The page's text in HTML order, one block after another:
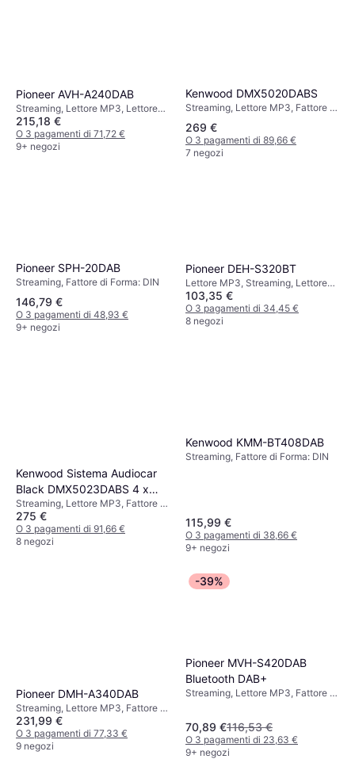
Pioneer AVH-A240DAB
Streaming, Lettore MP3, Lettore
DVD, Lettore CD, Fattore di Forma:
Doppio DIN, DIN
215,18 €
O 3 pagamenti di 71,72 €
9+ negozi
Kenwood DMX5020DABS
Streaming, Lettore MP3, Fattore di
Forma: Doppio DIN
269 €
O 3 pagamenti di 89,66 €
7 negozi
Pioneer SPH-20DAB
Streaming, Fattore di Forma: DIN
146,79 €
O 3 pagamenti di 48,93 €
9+ negozi
Pioneer DEH-S320BT
Lettore MP3, Streaming, Lettore
CD, Fattore di Forma: DIN
103,35 €
O 3 pagamenti di 34,45 €
8 negozi
Kenwood Sistema Audiocar
Black DMX5023DABS 4 x
50w
Streaming, Lettore MP3, Fattore di
Forma: Doppio DIN
275 €
O 3 pagamenti di 91,66 €
8 negozi
Kenwood KMM-BT408DAB
Streaming, Fattore di Forma: DIN
115,99 €
O 3 pagamenti di 38,66 €
9+ negozi
Pioneer DMH-A340DAB
Streaming, Lettore MP3, Fattore di
Forma: Doppio DIN, Numero di
canali: 4
231,99 €
O 3 pagamenti di 77,33 €
9 negozi
-39%
Pioneer MVH-S420DAB
Bluetooth DAB+
Streaming, Lettore MP3, Fattore di
70,89 €116,53 €
O 3 pagamenti di 23,63 €
9+ negozi